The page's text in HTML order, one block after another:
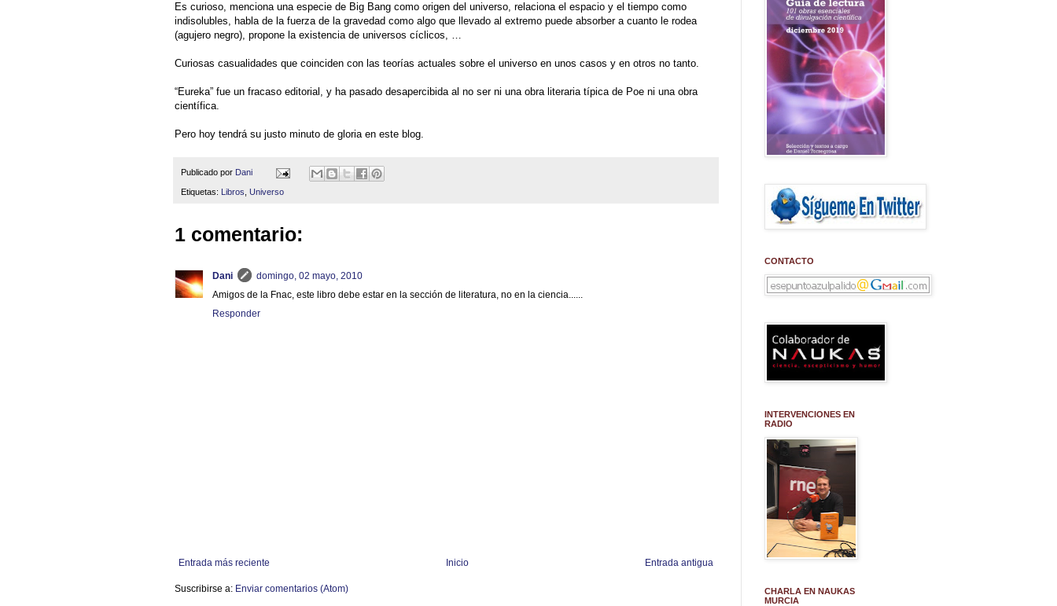
Es curioso, menciona una especie de Big Bang como origen del universo, relaciona el espacio y el tiempo como
indisolubles, habla de la fuerza de la gravedad como algo que llevado al extremo puede absorber a cuanto le rodea
(agujero negro), propone la existencia de universos cíclicos, …
Curiosas casualidades que coinciden con las teorías actuales sobre el universo en unos casos y en otros no tanto.
“Eureka” fue un fracaso editorial, y ha pasado desapercibida al no ser ni una obra literaria típica de Poe ni una obra
científica.
Pero hoy tendrá su justo minuto de gloria en este blog.
Publicado por Dani
Etiquetas: Libros Universo
1 comentario:
Dani
domingo, 02 mayo, 2010
Amigos de la Fnac, este libro debe estar en la sección de literatura, no en la ciencia......
Responder
Entrada más reciente Entrada antigua
Inicio
Suscribirse a: Enviar comentarios (Atom)
CONTACTO
INTERVENCIONES EN
RADIO
CHARLA EN NAUKAS
MURCIA